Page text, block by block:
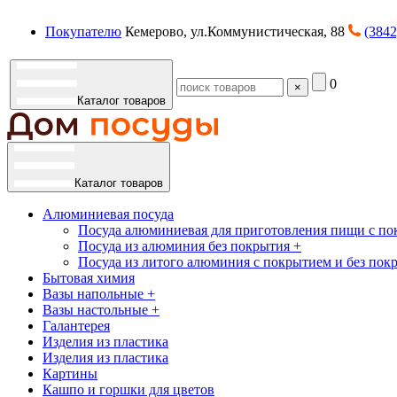
Покупателю Кемерово, ул.Коммунистическая, 88
Каталог товаров
× 0
Каталог товаров
Алюминиевая посуда
Посуда алюминиевая для приготовления пищи с
Посуда из алюминия без покрытия +
Посуда из литого алюминия с покрытием и без
Бытовая химия
Вазы напольные +
Вазы настольные +
Галантерея
Изделия из пластика
Изделия из пластика
Картины
Кашпо и горшки для цветов